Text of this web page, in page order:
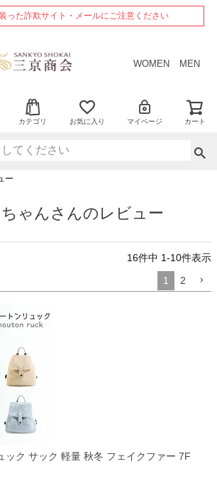
った詐欺サイト・メールにご注意ください
WOMEN MEN
カテゴリ お気に入り マイページ カート
ー
ゃんさんのレビュー
16件中 1-10件表示
1
2
ック サック 軽量 秋冬 フェイクファー 7F
ペー